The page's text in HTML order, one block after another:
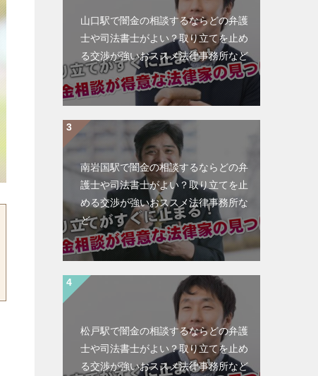
山口駅で闇金の相談するならどの弁護
士や司法書士がよい？取り立てを止め
る交渉が強いおススメ法律事務所など
南岩国駅で闇金の相談するならどの弁
護士や司法書士がよい？取り立てを止
める交渉が強いおススメ法律事務所な
ど
松戸駅で闇金の相談するならどの弁護
士や司法書士がよい？取り立てを止め
る交渉が強いおススメ法律事務所など